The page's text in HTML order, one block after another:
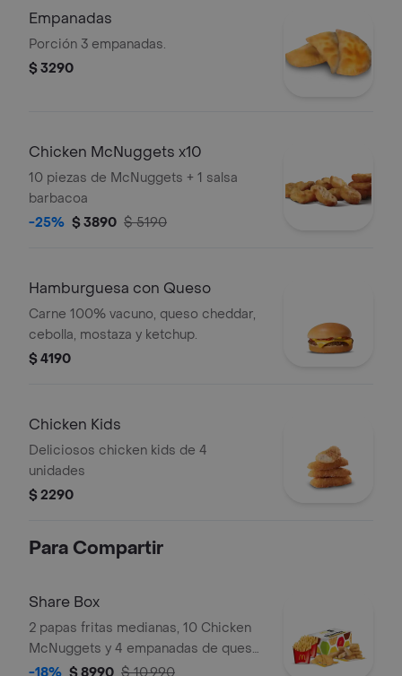
Empanadas
Porción 3 empanadas.
$ 3290
Chicken McNuggets x10
10 piezas de McNuggets + 1 salsa
barbacoa
-25% $ 3890 $ 5190
Hamburguesa con Queso
Carne 100% vacuno, queso cheddar,
cebolla, mostaza y ketchup.
$ 4190
Chicken Kids
Deliciosos chicken kids de 4
unidades
$ 2290
Para Compartir
Share Box
2 papas fritas medianas, 10 Chicken
McNuggets y 4 empanadas de queso.
Ideal para compartir.